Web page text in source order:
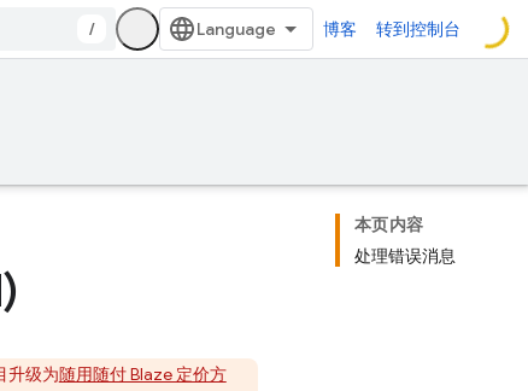
/ 博客 转到控制台
本页内容
处理错误消息
升级为随用随付 Blaze 定价方